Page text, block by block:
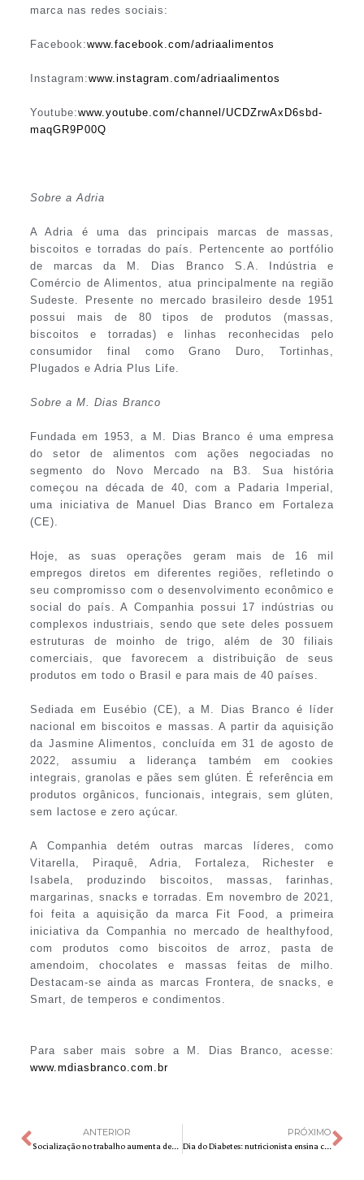
marca nas redes sociais:
Facebook:www.facebook.com/adriaalimentos
Instagram:www.instagram.com/adriaalimentos
Youtube:www.youtube.com/channel/UCDZrwAxD6sbd-
maqGR9P00Q
Sobre a Adria
A Adria é uma das principais marcas de massas,
biscoitos e torradas do país. Pertencente ao portfólio
de marcas da M. Dias Branco S.A. Indústria e
Comércio de Alimentos, atua principalmente na região
Sudeste. Presente no mercado brasileiro desde 1951
possui mais de 80 tipos de produtos (massas,
biscoitos e torradas) e linhas reconhecidas pelo
consumidor final como Grano Duro, Tortinhas,
Plugados e Adria Plus Life.
Sobre a M. Dias Branco
Fundada em 1953, a M. Dias Branco é uma empresa
do setor de alimentos com ações negociadas no
segmento do Novo Mercado na B3. Sua história
começou na década de 40, com a Padaria Imperial,
uma iniciativa de Manuel Dias Branco em Fortaleza
(CE).
Hoje, as suas operações geram mais de 16 mil
empregos diretos em diferentes regiões, refletindo o
seu compromisso com o desenvolvimento econômico e
social do país. A Companhia possui 17 indústrias ou
complexos industriais, sendo que sete deles possuem
estruturas de moinho de trigo, além de 30 filiais
comerciais, que favorecem a distribuição de seus
produtos em todo o Brasil e para mais de 40 países.
Sediada em Eusébio (CE), a M. Dias Branco é líder
nacional em biscoitos e massas. A partir da aquisição
da Jasmine Alimentos, concluída em 31 de agosto de
2022, assumiu a liderança também em cookies
integrais, granolas e pães sem glúten. É referência em
produtos orgânicos, funcionais, integrais, sem glúten,
sem lactose e zero açúcar.
A Companhia detém outras marcas líderes, como
Vitarella, Piraquê, Adria, Fortaleza, Richester e
Isabela, produzindo biscoitos, massas, farinhas,
margarinas, snacks e torradas. Em novembro de 2021,
foi feita a aquisição da marca Fit Food, a primeira
iniciativa da Companhia no mercado de healthyfood,
com produtos como biscoitos de arroz, pasta de
amendoim, chocolates e massas feitas de milho.
Destacam-se ainda as marcas Frontera, de snacks, e
Smart, de temperos e condimentos.
Para saber mais sobre a M. Dias Branco, acesse:
www.mdiasbranco.com.br
ANTERIOR
Socialização no trabalho aumenta desempenho em 20%
PRÓXIMO
Dia do Diabetes: nutricionista ensina como fazer alfajor com recheio e cobertura sem prejudicar a alimentação